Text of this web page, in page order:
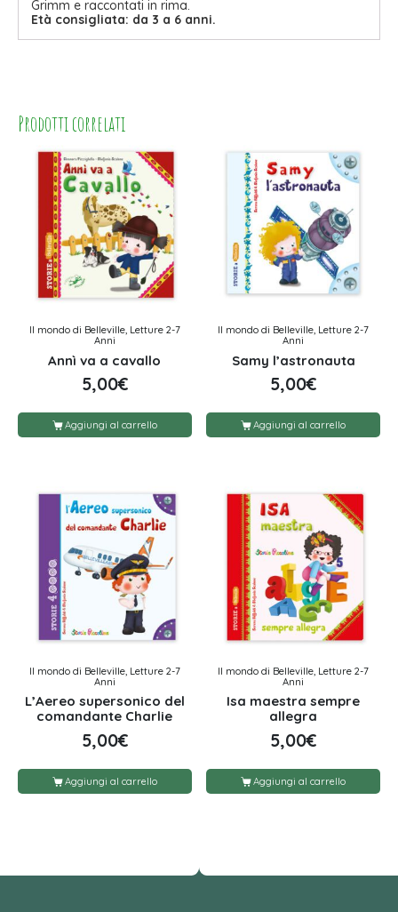
Grimm e raccontati in rima.
Età consigliata: da 3 a 6 anni.
Prodotti correlati
Il mondo di Belleville, Letture 2-7
Anni
Annì va a cavallo
5,00€
Aggiungi al carrello
Il mondo di Belleville, Letture 2-7
Anni
Samy l’astronauta
5,00€
Aggiungi al carrello
Il mondo di Belleville, Letture 2-7
Anni
L’Aereo supersonico del
comandante Charlie
5,00€
Aggiungi al carrello
Il mondo di Belleville, Letture 2-7
Anni
Isa maestra sempre
allegra
5,00€
Aggiungi al carrello